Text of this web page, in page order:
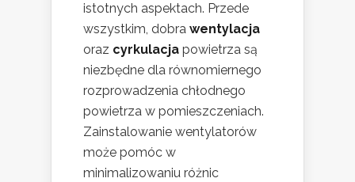
istotnych aspektach. Przede
wszystkim, dobra wentylacja
oraz cyrkulacja powietrza są
niezbędne dla równomiernego
rozprowadzenia chłodnego
powietrza w pomieszczeniach.
Zainstalowanie wentylatorów
może pomóc w
minimalizowaniu różnic